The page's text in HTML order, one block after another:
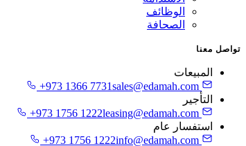
الوظائف
الصحافة
تواصل معنا
المبيعات
sales@edamah.com
+973 1366 7731
التأجير
leasing@edamah.com
+973 1756 1222
استفسار عام
info@edamah.com
+973 1756 1222